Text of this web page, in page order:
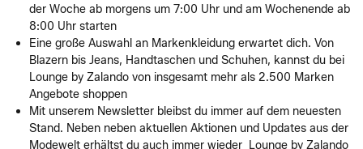
der Woche ab morgens um 7:00 Uhr und am Wochenende ab
8:00 Uhr starten
Eine große Auswahl an Markenkleidung erwartet dich. Von
Blazern bis Jeans, Handtaschen und Schuhen, kannst du bei
Lounge by Zalando von insgesamt mehr als 2.500 Marken
Angebote shoppen
Mit unserem Newsletter bleibst du immer auf dem neuesten
Stand. Neben neben aktuellen Aktionen und Updates aus der
Modewelt erhältst du auch immer wieder Lounge by Zalando